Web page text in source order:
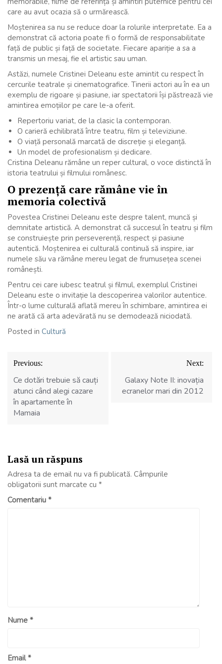
care au avut ocazia să o urmărească.
Moștenirea sa nu se reduce doar la rolurile interpretate. Ea a
demonstrat că actoria poate fi o formă de responsabilitate
față de public și față de societate. Fiecare apariție a sa a
transmis un mesaj, fie el artistic sau uman.
Astăzi, numele Cristinei Deleanu este amintit cu respect în
cercurile teatrale și cinematografice. Tinerii actori au în ea un
exemplu de rigoare și pasiune, iar spectatorii își păstrează vie
amintirea emoțiilor pe care le-a oferit.
Repertoriu variat, de la clasic la contemporan.
O carieră echilibrată între teatru, film și televiziune.
O viață personală marcată de discreție și eleganță.
Un model de profesionalism și dedicare.
Cristina Deleanu rămâne un reper cultural, o voce distinctă în
istoria teatrului și filmului românesc.
O prezență care rămâne vie în
memoria colectivă
Povestea Cristinei Deleanu este despre talent, muncă și
demnitate artistică. A demonstrat că succesul în teatru și film
se construiește prin perseverență, respect și pasiune
autentică. Moștenirea ei culturală continuă să inspire, iar
numele său va rămâne mereu legat de frumusețea scenei
românești.
Pentru cei care iubesc teatrul și filmul, exemplul Cristinei
Deleanu este o invitație la descoperirea valorilor autentice.
Într-o lume culturală aflată mereu în schimbare, amintirea ei
ne arată că arta adevărată nu se demodează niciodată.
Posted in Cultură
Navigare
în
articole
Previous:
Ce dotări trebuie să cauți
atunci când alegi cazare
în apartamente în
Mamaia
Next:
Galaxy Note II: inovația
ecranelor mari din 2012
Lasă un răspuns
Adresa ta de email nu va fi publicată. Câmpurile
obligatorii sunt marcate cu *
Comentariu *
Nume *
Email*